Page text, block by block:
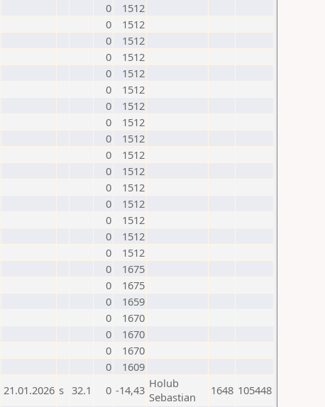
0
1512
0
1512
0
1512
0
1512
0
1512
0
1512
0
1512
0
1512
0
1512
0
1512
0
1512
0
1512
0
1512
0
1512
0
1512
0
1512
0
1675
0
1675
0
1659
0
1670
0
1670
0
1670
0
1609
21.01.2026 s 32.1 0 -14,43 Holub
Sebastian
1648 105448